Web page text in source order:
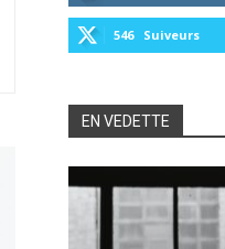
546 Suiveurs
EN VEDETTE